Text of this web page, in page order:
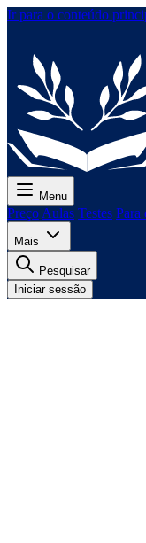
Ir para o conteúdo
Menu
Preço Aulas Testes Para
Mais
Pesquisar
Iniciar sessão